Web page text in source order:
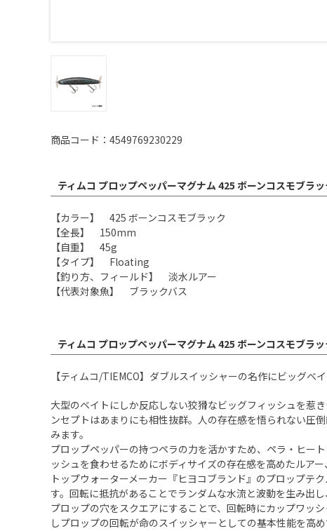
商品コード：4549769230229
ティムコ プロップペッパーマグナム 425 ボーンコスモブラ
【カラー】 425 ボーンコスモブラック
【全長】 150mm
【自重】 45g
【タイプ】 Floating
【釣り方、フィールド】 淡水ルアー
【代表対象魚】 ブラックバス
ティムコ プロップペッパーマグナム 425 ボーンコスモブラ
【ティムコ/TIEMCO】ダブルスイッシャーの名作にビッグ
大型のベイトにしか反応しない狡猾なビッグフィッシュを惹
ンセプトはあまりにも相性抜群。人の存在感を悟られない圧
みます。
プロップペッパーの持つペラの力を活かすため、ペラ・ヒー
ッシュを食わせるためにボディサイズの存在感を高めたルア
トップウォーターメーカー『ヒヨコブランド』のプロップテ
す。回転に抵抗があることでランダムな水流と波動を生み出
プロップの穴をスクエアにすることで、回転時にカップワッ
しプロップの回転が命のスイッシャーとしての基本性能を高め